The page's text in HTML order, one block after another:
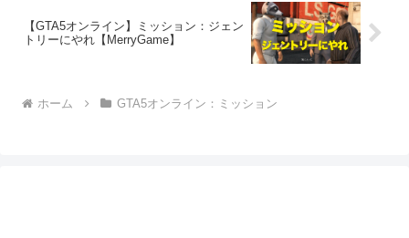
【GTA5オンライン】ミッション：ジェン
トリーにやれ【MerryGame】
ホーム GTA5オンライン：ミッション